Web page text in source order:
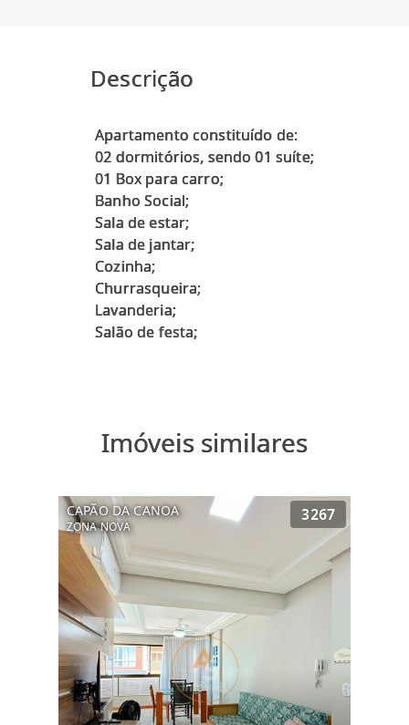
Descrição
Apartamento constituído de:
02 dormitórios, sendo 01 suíte;
01 Box para carro;
Banho Social;
Sala de estar;
Sala de jantar;
Cozinha;
Churrasqueira;
Lavanderia;
Imóveis similares
CAPÃO DA CANOA
ZONA NOVA
3267